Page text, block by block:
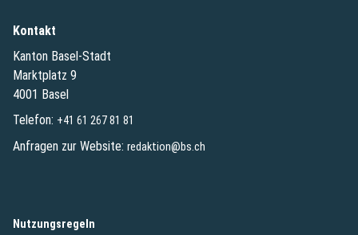
Kontakt
Kanton Basel-Stadt
Marktplatz 9
4001 Basel
Telefon: +41 61 267 81 81
Anfragen zur Website: redaktion@bs.ch
Nutzungsregeln